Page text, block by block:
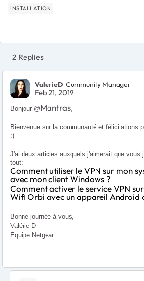
INSTALLATION
2 Replies
ValerieD Community Manager
Feb 21, 2019
Bonjour @Mantras,
Bienvenue sur la communauté et félicitations
:)
J'ai deux articles auxquels j'aimerait que vous
tout:
Comment utiliser le VPN sur mon
avec mon client Windows ?​​​​​​​
Comment activer le service VPN
Wifi Orbi avec un appareil Android
Bonne journée à vous,
Valérie D
Equipe Netgear